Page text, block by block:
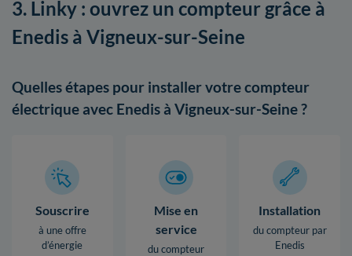
3. Linky : ouvrez un compteur grâce à
Enedis à Vigneux-sur-Seine
Quelles étapes pour installer votre compteur
électrique avec Enedis à Vigneux-sur-Seine ?
Souscrire
à une offre
d’énergie
Mise en
service
du compteur
Installation
du compteur par
Enedis